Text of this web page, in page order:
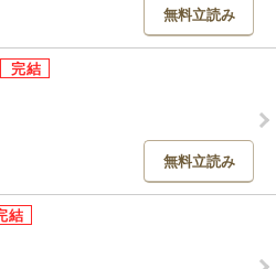
無料立読み
無料立読み